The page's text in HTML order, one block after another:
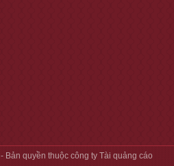
- Bản quyền thuộc công ty Tài quảng cáo